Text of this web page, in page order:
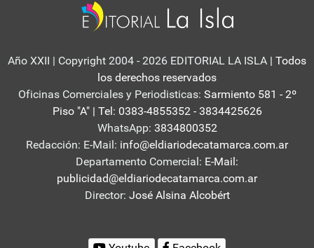
Año XXII | Copyright 2004 - 2026 EDITORIAL LA ISLA | Todos
los derechos reservados
Oficinas Comerciales y Periodisticas: Sarmiento 581 - 2º
Piso "A" | Tel: 0383-4855352 - 3834425626
WhatsApp: 3834800352
Redacción: E-Mail: info@eldiariodecatamarca.com.ar
Departamento Comercial: E-Mail:
publicidad@eldiariodecatamarca.com.ar
Director: José Alsina Alcobért